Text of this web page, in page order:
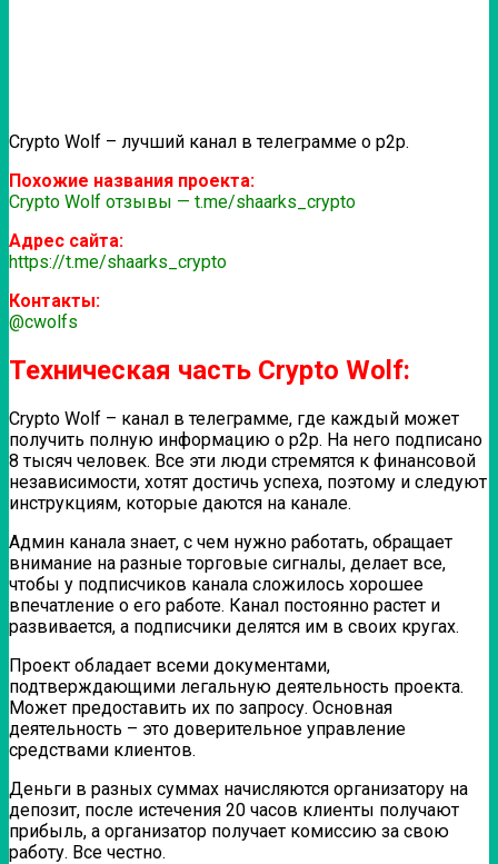
Crypto Wolf – лучший канал в телеграмме о р2р.
Похожие названия проекта:
Crypto Wolf отзывы — t.me/shaarks_crypto
Адрес сайта:
https://t.me/shaarks_crypto
Контакты:
@cwolfs
Техническая часть Crypto Wolf:
Crypto Wolf – канал в телеграмме, где каждый может
получить полную информацию о р2р. На него подписано
8 тысяч человек. Все эти люди стремятся к финансовой
независимости, хотят достичь успеха, поэтому и следуют
инструкциям, которые даются на канале.
Админ канала знает, с чем нужно работать, обращает
внимание на разные торговые сигналы, делает все,
чтобы у подписчиков канала сложилось хорошее
впечатление о его работе. Канал постоянно растет и
развивается, а подписчики делятся им в своих кругах.
Проект обладает всеми документами,
подтверждающими легальную деятельность проекта.
Может предоставить их по запросу. Основная
деятельность – это доверительное управление
средствами клиентов.
Деньги в разных суммах начисляются организатору на
депозит, после истечения 20 часов клиенты получают
прибыль, а организатор получает комиссию за свою
работу. Все честно.